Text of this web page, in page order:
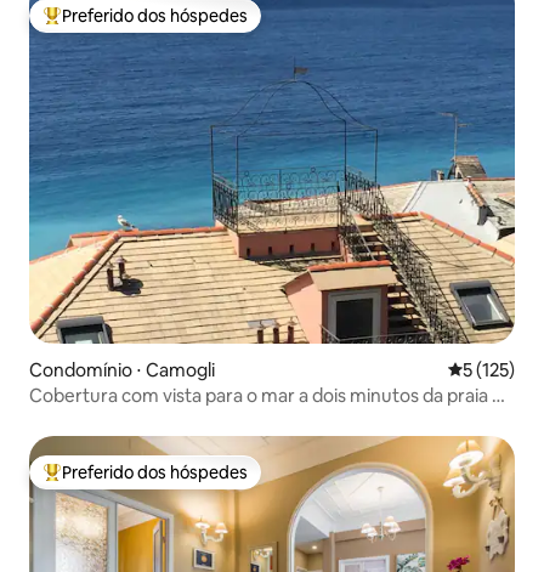
Entre os melhores preferidos dos hóspedes
Preferido dos hóspedes
Condomínio ⋅ Camogli 5 de uma
5 (125)
Cobertura com vista para o mar a dois minutos da praia e
Entre os melhores preferidos dos hóspedes
Preferido dos hóspedes